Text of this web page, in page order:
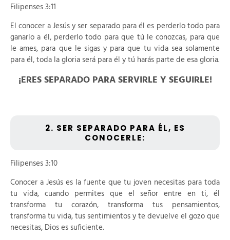
Filipenses 3:11
El conocer a Jesús y ser separado para él es perderlo todo para
ganarlo a él, perderlo todo para que tú le conozcas, para que
le ames, para que le sigas y para que tu vida sea solamente
para él, toda la gloria será para él y tú harás parte de esa gloria.
¡ERES SEPARADO PARA SERVIRLE Y SEGUIRLE!
2. SER SEPARADO PARA ÉL, ES
CONOCERLE:
Filipenses 3:10
Conocer a Jesús es la fuente que tu joven necesitas para toda
tu vida, cuando permites que el señor entre en ti, él
transforma tu corazón, transforma tus pensamientos,
transforma tu vida, tus sentimientos y te devuelve el gozo que
necesitas, Dios es suficiente.